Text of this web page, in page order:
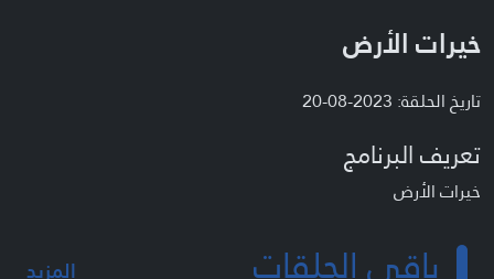
خيرات الأرض
تاريخ الحلقة: 2023-08-20
تعريف البرنامج
خيرات الأرض
المزيد